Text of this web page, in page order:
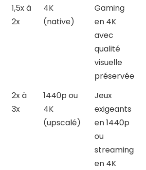
1,5x à
2x
4K
(native)
Gaming
en 4K
avec
qualité
visuelle
préservée
2x à
3x
1440p ou
4K
(upscalé)
Jeux
exigeants
en 1440p
ou
streaming
en 4K